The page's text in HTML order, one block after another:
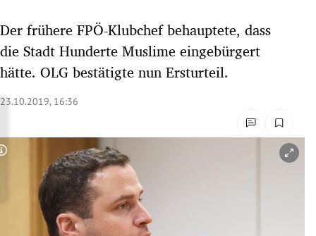
Untermenü
Untermenü
Untermenü
Untermenü
Untermenü
Der frühere FPÖ-Klubchef behauptete, dass
die Stadt Hunderte Muslime eingebürgert
hätte. OLG bestätigte nun Ersturteil.
23.10.2019, 16:36
Copyright-Hinweis öffnen/schließen